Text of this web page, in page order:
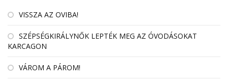
VISSZA AZ OVIBA!
SZÉPSÉGKIRÁLYNŐK LEPTÉK MEG AZ ÓVODÁSOKAT
KARCAGON
VÁROM A PÁROM!